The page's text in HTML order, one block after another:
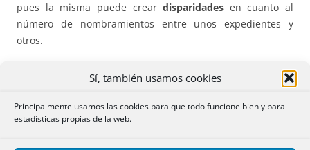
Sí, también usamos cookies
Principalmente usamos las cookies para que todo funcione bien y para
estadísticas propias de la web.
pues la misma puede creardisparidades en cuanto al
número de nombramientos entre unos expedientes y
otros.
En definitiva la DG, tras desechar alguna de las
propuestas, como la de señalar al inicio del expediente el
número de nombramientos que deban hacerse, entiende
que, “si transcurre el plazo de